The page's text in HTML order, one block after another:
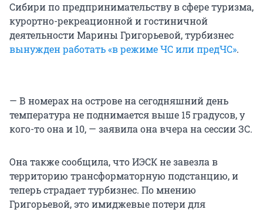
Сибири по предпринимательству в сфере туризма,
курортно-рекреационной и гостиничной
деятельности Марины Григорьевой, турбизнес
вынужден работать «в режиме ЧС или предЧС».
— В номерах на острове на сегодняшний день
температура не поднимается выше 15 градусов, у
кого-то она и 10, — заявила она вчера на сессии ЗС.
Она также сообщила, что ИЭСК не завезла в
территорию трансформаторную подстанцию, и
теперь страдает турбизнес. По мнению
Григорьевой, это имиджевые потери для